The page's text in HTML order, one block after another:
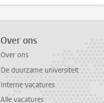
Over ons
Over ons
De duurzame universiteit
Interne vacatures
Alle vacatures